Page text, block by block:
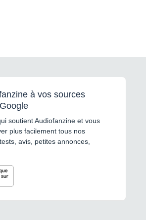
à vos sources
soutient Audiofanzine et vous
plus facilement tous nos
avis, petites annonces,